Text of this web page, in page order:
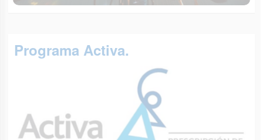
Programa Activa.